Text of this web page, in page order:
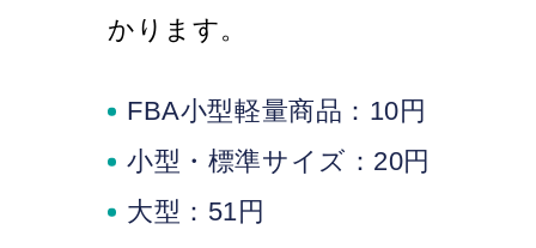
かります。
FBA小型軽量商品：10円
小型・標準サイズ：20円
大型：51円